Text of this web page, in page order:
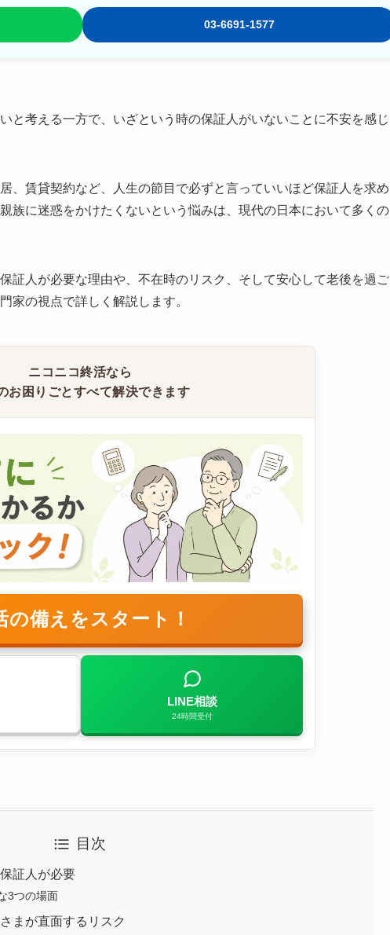
03-6691-1577
と考える一方で、いざという時の保証人がいないことに不安を感じ
、賃貸契約など、人生の節目で必ずと言っていいほど保証人を求め
族に迷惑をかけたくないという悩みは、現代の日本において多くの
証人が必要な理由や、不在時のリスク、そして安心して老後を過ご
家の視点で詳しく解説します。
ニコニコ終活なら
お困りごとすべて解決できます
の備えをスタート！
LINE相談
24時間受付
目次
証人が必要
3つの場面
まが直面するリスク